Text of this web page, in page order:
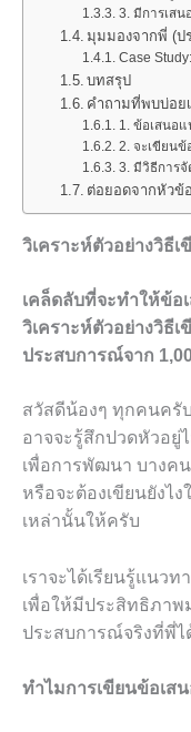
3. มีการเส
มุมมองจากพี่ (ป
Case
บทสรุป
คำถามที่พบบ่อย
1. ข้อเสนอ
2. จะเขียน
3. มีวิธีการจั
ต่อยอดจากหัวข้
วิเคราะห์ตัวอย่างวิธี
เคล็ดลับที่จะทำให้ข้
วิเคราะห์ตัวอย่างวิธี
ประสบการณ์จาก
สวัสดีน้องๆ ทุกคนครั
อาจจะรู้สึกปวดหัวอยู่
เพื่อการพัฒนา บางคน
หรือจะต้องเขียนยังไ
เหล่านั้นให้ครับ
เราจะได้เรียนรู้แนว
เพื่อให้มีประสิทธิภาพ
ประสบการณ์จริงที่พี่ไ
ทำไมการเขียนข้อเส